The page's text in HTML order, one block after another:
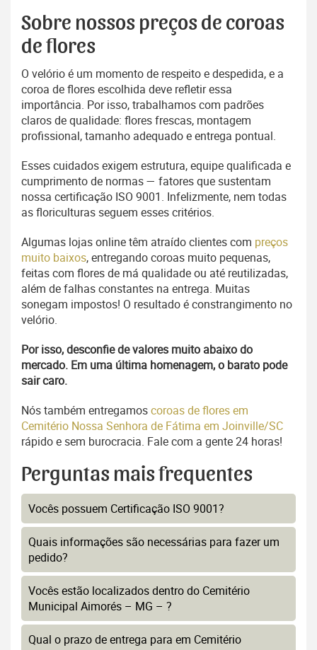
Sobre nossos preços de coroas
de flores
O velório é um momento de respeito e despedida, e a
coroa de flores escolhida deve refletir essa
importância. Por isso, trabalhamos com padrões
claros de qualidade: flores frescas, montagem
profissional, tamanho adequado e entrega pontual.
Esses cuidados exigem estrutura, equipe qualificada e
cumprimento de normas — fatores que sustentam
nossa certificação ISO 9001. Infelizmente, nem todas
as floriculturas seguem esses critérios.
Algumas lojas online têm atraído clientes com preços
muito baixos, entregando coroas muito pequenas,
feitas com flores de má qualidade ou até reutilizadas,
além de falhas constantes na entrega. Muitas
sonegam impostos! O resultado é constrangimento no
velório.
Por isso, desconfie de valores muito abaixo do
mercado. Em uma última homenagem, o barato pode
sair caro.
Nós também entregamoscoroas de flores em
Cemitério Nossa Senhora de Fátima em Joinville/SC
rápido e sem burocracia. Fale com a gente 24 horas!
Perguntas mais frequentes
Vocês possuem Certificação ISO 9001?
Quais informações são necessárias para fazer um
pedido?
Vocês estão localizados dentro do Cemitério
Municipal Aimorés – MG – ?
Qual o prazo de entrega para em Cemitério